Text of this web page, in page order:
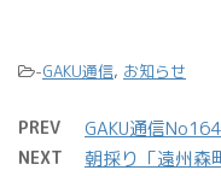
-GAKU通信, お知らせ
PREV GAKU通信
NEXT
朝採り「遠州森